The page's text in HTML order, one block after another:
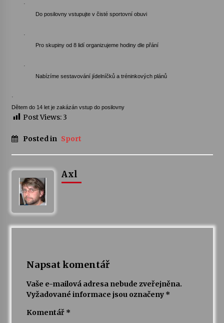
·
Do posilovny vstupujte v čisté sportovní obuvi
·
Pro skupiny od 8 lidí organizujeme hodiny dle přání
·
Nabízíme sestavování jídelníčků a tréninkových plánů
·
Dětem do 14 let je zakázán vstup do posilovny
Post Views:3
Posted in Sport
Axl
Napsat komentář
Vaše e-mailová adresa nebude zveřejněna.
Vyžadované informace jsou označeny *
Komentář *